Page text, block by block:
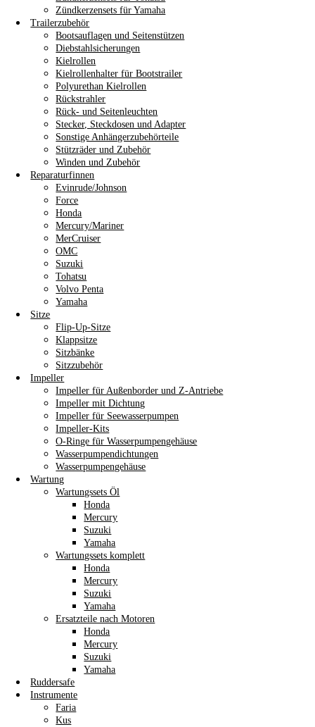
Zündkerzensets für Yamaha
Trailerzubehör
Bootsauflagen und Seitenstützen
Diebstahlsicherungen
Kielrollen
Kielrollenhalter für Bootstrailer
Polyurethan Kielrollen
Rückstrahler
Rück- und Seitenleuchten
Stecker, Steckdosen und Adapter
Sonstige Anhängerzubehörteile
Stützräder und Zubehör
Winden und Zubehör
Reparaturfinnen
Evinrude/Johnson
Force
Honda
Mercury/Mariner
MerCruiser
OMC
Suzuki
Tohatsu
Volvo Penta
Yamaha
Sitze
Flip-Up-Sitze
Klappsitze
Sitzbänke
Sitzzubehör
Impeller
Impeller für Außenborder und Z-Antriebe
Impeller mit Dichtung
Impeller für Seewasserpumpen
Impeller-Kits
O-Ringe für Wasserpumpengehäuse
Wasserpumpendichtungen
Wasserpumpengehäuse
Wartung
Wartungssets Öl
Honda
Mercury
Suzuki
Yamaha
Wartungssets komplett
Honda
Mercury
Suzuki
Yamaha
Ersatzteile nach Motoren
Honda
Mercury
Suzuki
Yamaha
Ruddersafe
Instrumente
Faria
Kus